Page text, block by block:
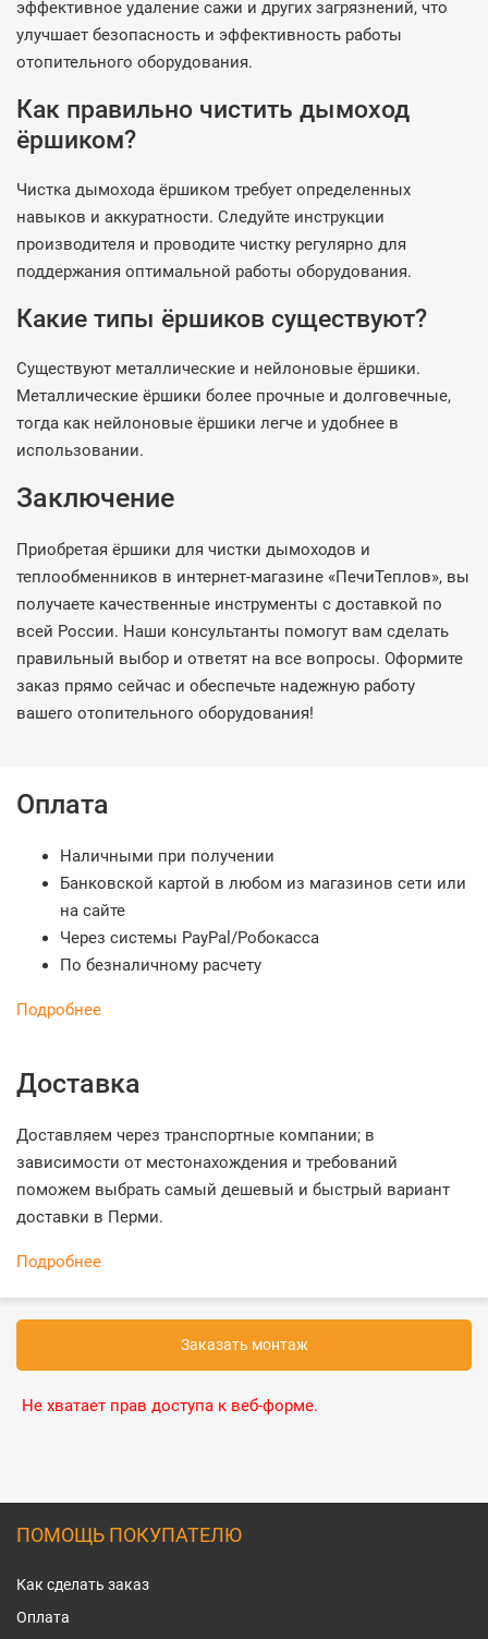
эффективное удаление сажи и других загрязнений, что
улучшает безопасность и эффективность работы
отопительного оборудования.
Как правильно чистить дымоход
ёршиком?
Чистка дымохода ёршиком требует определенных
навыков и аккуратности. Следуйте инструкции
производителя и проводите чистку регулярно для
поддержания оптимальной работы оборудования.
Какие типы ёршиков существуют?
Существуют металлические и нейлоновые ёршики.
Металлические ёршики более прочные и долговечные,
тогда как нейлоновые ёршики легче и удобнее в
использовании.
Заключение
Приобретая ёршики для чистки дымоходов и
теплообменников в интернет-магазине «ПечиТеплов», вы
получаете качественные инструменты с доставкой по
всей России. Наши консультанты помогут вам сделать
правильный выбор и ответят на все вопросы. Оформите
заказ прямо сейчас и обеспечьте надежную работу
вашего отопительного оборудования!
Оплата
Наличными при получении
Банковской картой в любом из магазинов сети или
на сайте
Через системы PayPal/Робокасса
По безналичному расчету
Подробнее
Доставка
Доставляем через транспортные компании; в
зависимости от местонахождения и требований
поможем выбрать самый дешевый и быстрый вариант
доставки в Перми.
Подробнее
Заказать монтаж
Не хватает прав доступа к веб-форме.
ПОМОЩЬ ПОКУПАТЕЛЮ
Как сделать заказ
Оплата